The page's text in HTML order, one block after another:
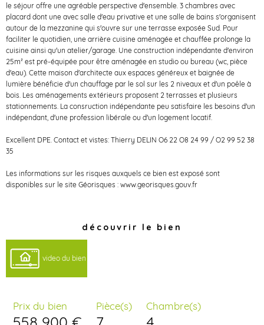
le séjour offre une agréable perspective d'ensemble. 3 chambres avec
placard dont une avec salle d'eau privative et une salle de bains s'organisent
autour de la mezzanine qui s'ouvre sur une terrasse exposée Sud. Pour
faciliter le quotidien, une arrière cuisine aménagée et chauffée prolonge la
cuisine ainsi qu'un atelier/garage. Une construction indépendante d'environ
25m² est pré-équipée pour être aménagée en studio ou bureau (wc, pièce
d'eau). Cette maison d'architecte aux espaces généreux et baignée de
lumière bénéficie d'un chauffage par le sol sur les 2 niveaux et d'un poêle à
bois. Les aménagements extérieurs proposent 2 terrasses et plusieurs
stationnements. La consruction indépendante peu satisfaire les besoins d'un
indépendant, d'une profession libérale ou d'un logement locatif.
Excellent DPE. Contact et vistes: Thierry DELIN O6 22 O8 24 99 / O2 99 52 38
35
Les informations sur les risques auxquels ce bien est exposé sont
disponibles sur le site Géorisques : www.georisques.gouv.fr
découvrir le bien
video du bien
Prix du bien Pièce(s) Chambre(s)